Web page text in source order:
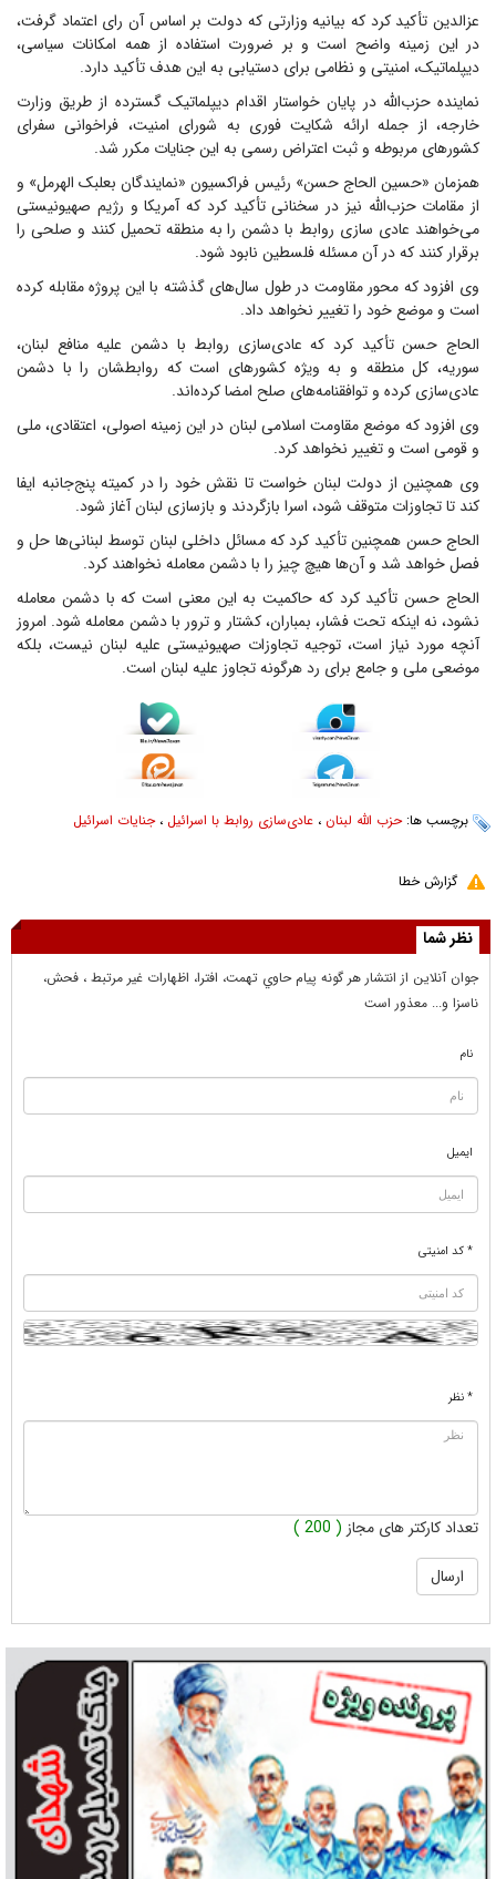
عزالدین تأکید کرد که بیانیه وزارتی که دولت بر اساس آن رای اعتماد گرفت،
در این زمینه واضح است و بر ضرورت استفاده از همه امکانات سیاسی،
دیپلماتیک، امنیتی و نظامی برای دستیابی به این هدف تأکید دارد.
نماینده حزب‌الله در پایان خواستار اقدام دیپلماتیک گسترده از طریق وزارت
خارجه، از جمله ارائه شکایت فوری به شورای امنیت، فراخوانی سفرای
کشورهای مربوطه و ثبت اعتراض رسمی به این جنایات مکرر شد.
همزمان «حسین الحاج حسن» رئیس فراکسیون «نمایندگان بعلبک الهرمل» و
از مقامات حزب‌الله نیز در سخنانی تأکید کرد که آمریکا و رژیم صهیونیستی
می‌خواهند عادی سازی روابط با دشمن را به منطقه تحمیل کنند و صلحی را
برقرار کنند که در آن مسئله فلسطین نابود شود.
وی افزود که محور مقاومت در طول سال‌های گذشته با این پروژه مقابله کرده
است و موضع خود را تغییر نخواهد داد.
الحاج حسن تأکید کرد که عادی‌سازی روابط با دشمن علیه منافع لبنان،
سوریه، کل منطقه و به ویژه کشورهای است که روابطشان را با دشمن
عادی‌سازی کرده و توافقنامه‌های صلح امضا کرده‌اند.
وی افزود که موضع مقاومت اسلامی لبنان در این زمینه اصولی، اعتقادی، ملی
و قومی است و تغییر نخواهد کرد.
وی همچنین از دولت لبنان خواست تا نقش خود را در کمیته پنج‌جانبه ایفا
کند تا تجاوزات متوقف شود، اسرا بازگردند و بازسازی لبنان آغاز شود.
الحاج حسن همچنین تأکید کرد که مسائل داخلی لبنان توسط لبنانی‌ها حل و
فصل خواهد شد و آن‌ها هیچ چیز را با دشمن معامله نخواهند کرد.
الحاج حسن تأکید کرد که حاکمیت به این معنی است که با دشمن معامله
نشود، نه اینکه تحت فشار، بمباران، کشتار و ترور با دشمن معامله شود. امروز
آنچه مورد نیاز است، توجیه تجاوزات صهیونیستی علیه لبنان نیست، بلکه
موضعی ملی و جامع برای رد هرگونه تجاوز علیه لبنان است.
برچسب ها:حزب الله لبنان ، عادی‌سازی روابط با اسرائیل ،جنایات اسرائیل
گزارش خطا
نظر شما
جوان آنلاين از انتشار هر گونه پيام حاوي تهمت، افترا، اظهارات غير مرتبط ، فحش،
ناسزا و... معذور است
نام
ایمیل
* کد امنیتی
* نظر
تعداد کارکتر های مجاز ( 200 )